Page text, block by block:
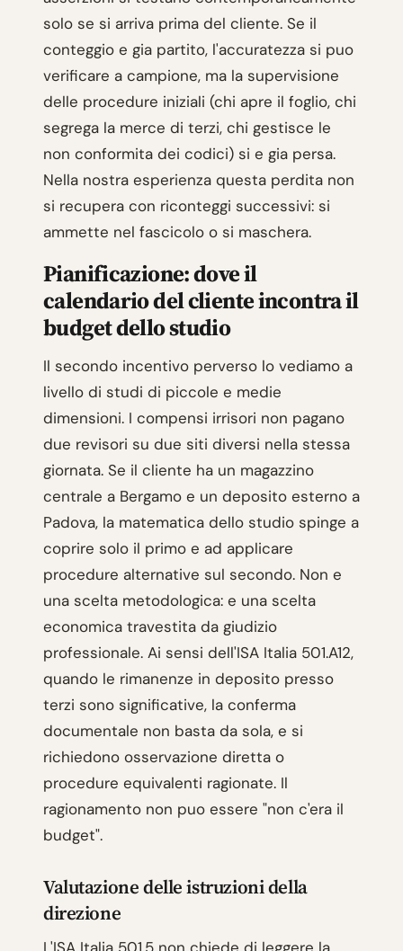
solo se si arriva prima del cliente. Se il
conteggio e gia partito, l'accuratezza si puo
verificare a campione, ma la supervisione
delle procedure iniziali (chi apre il foglio, chi
segrega la merce di terzi, chi gestisce le
non conformita dei codici) si e gia persa.
Nella nostra esperienza questa perdita non
si recupera con riconteggi successivi: si
ammette nel fascicolo o si maschera.
Pianificazione: dove il
calendario del cliente incontra il
budget dello studio
Il secondo incentivo perverso lo vediamo a
livello di studi di piccole e medie
dimensioni. I compensi irrisori non pagano
due revisori su due siti diversi nella stessa
giornata. Se il cliente ha un magazzino
centrale a Bergamo e un deposito esterno a
Padova, la matematica dello studio spinge a
coprire solo il primo e ad applicare
procedure alternative sul secondo. Non e
una scelta metodologica: e una scelta
economica travestita da giudizio
professionale. Ai sensi dell'ISA Italia 501.A12,
quando le rimanenze in deposito presso
terzi sono significative, la conferma
documentale non basta da sola, e si
richiedono osservazione diretta o
procedure equivalenti ragionate. Il
ragionamento non puo essere "non c'era il
budget".
Valutazione delle istruzioni della
direzione